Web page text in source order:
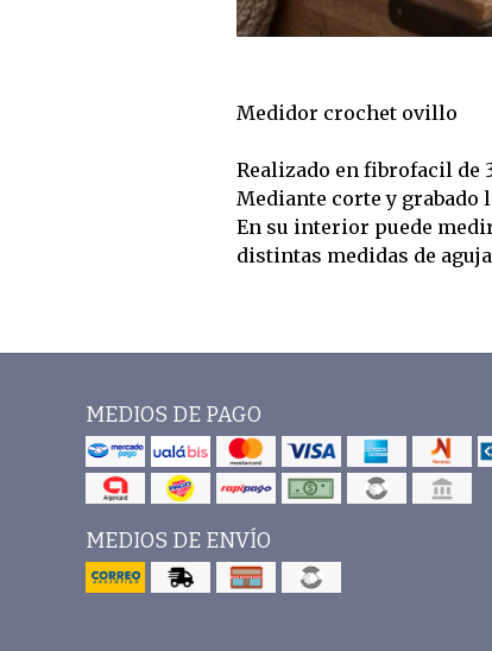
Medidor crochet ovillo
Realizado en fibrofacil de
Mediante corte y grabado
En su interior puede
distintas medidas de
MEDIOS DE PAGO
MEDIOS DE ENVÍO